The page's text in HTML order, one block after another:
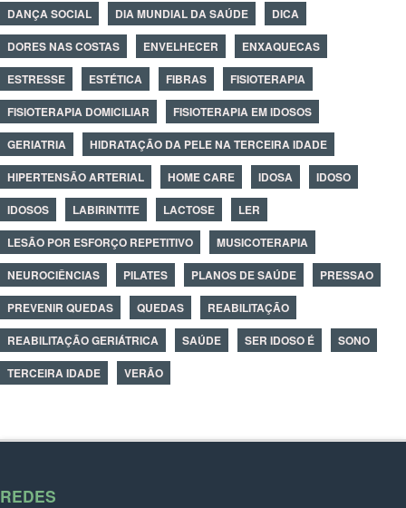
DANÇA SOCIAL
DIA MUNDIAL DA SAÚDE
DICA
DORES NAS COSTAS
ENVELHECER
ENXAQUECAS
ESTRESSE
ESTÉTICA FIBRAS
FISIOTERAPIA
FISIOTERAPIA DOMICILIAR
FISIOTERAPIA EM IDOSOS
GERIATRIA
HIDRATAÇÃO DA PELE NA TERCEIRA IDADE
HIPERTENSÃO ARTERIAL
HOME CARE IDOSA
IDOSO
IDOSOS
LABIRINTITE LACTOSE
LER
LESÃO POR ESFORÇO REPETITIVO
MUSICOTERAPIA
NEUROCIÊNCIAS
PILATES PLANOS DE SAÚDE
PRESSAO
PREVENIR QUEDAS
QUEDAS
REABILITAÇÃO
REABILITAÇÃO GERIÁTRICA
SAÚDE SER IDOSO É
SONO
TERCEIRA IDADE
VERÃO
REDES